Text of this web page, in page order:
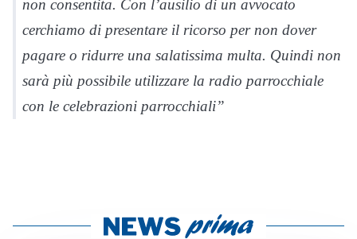
non consentita. Con l’ausilio di un avvocato
cerchiamo di presentare il ricorso per non dover
pagare o ridurre una salatissima multa. Quindi non
sarà più possibile utilizzare la radio parrocchiale
con le celebrazioni parrocchiali”